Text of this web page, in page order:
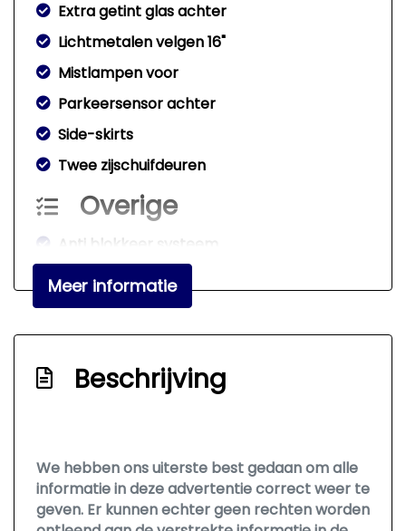
Extra getint glas achter
Lichtmetalen velgen 16"
Mistlampen voor
Parkeersensor achter
Side-skirts
Twee zijschuifdeuren
Overige
Anti blokkeer systeem
Anti doorslip regeling
Bestuurdersairbag
Elektronisch stabiliteits programma
Elektronische remkrachtverdeling
Hoofd airbag(s) achter
Passagiersairbag
Zij airbag(s) voor
Meer informatie
Beschrijving
We hebben ons uiterste best gedaan om alle
informatie in deze advertentie correct weer te
geven. Er kunnen echter geen rechten worden